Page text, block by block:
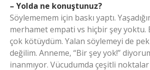
– Yolda ne konuştunuz?
Söylememem için baskı yaptı.
merhamet empati vs hiçbir şey yoktu.
çok kötüydüm. Yalan söylemeyi de
değilim. Anneme, “Bir şey yok!”
inanmıyor. Vücudumda çeşitli noktalar